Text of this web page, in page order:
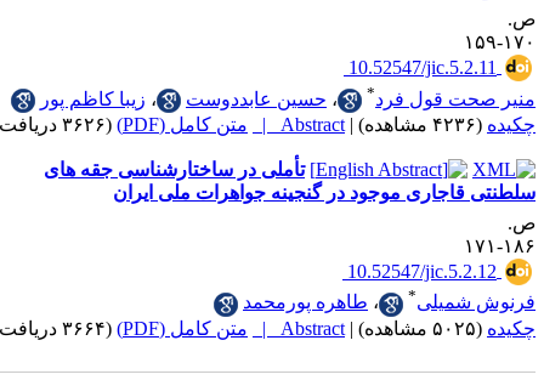
10.52547/
قول فرد * ،حسین عابددوست ،زیبا کاظم پور
|
Abstract | متن کامل (PDF) (۳۶۲۶ دریافت)
تأملی در ساختارشناسی جقه های
موجود در گنجینه جواهرات ملی ایران
10.52547/
،طاهره پورمحمد
|
Abstract | متن کامل (PDF) (۳۶۶۴ دریافت)